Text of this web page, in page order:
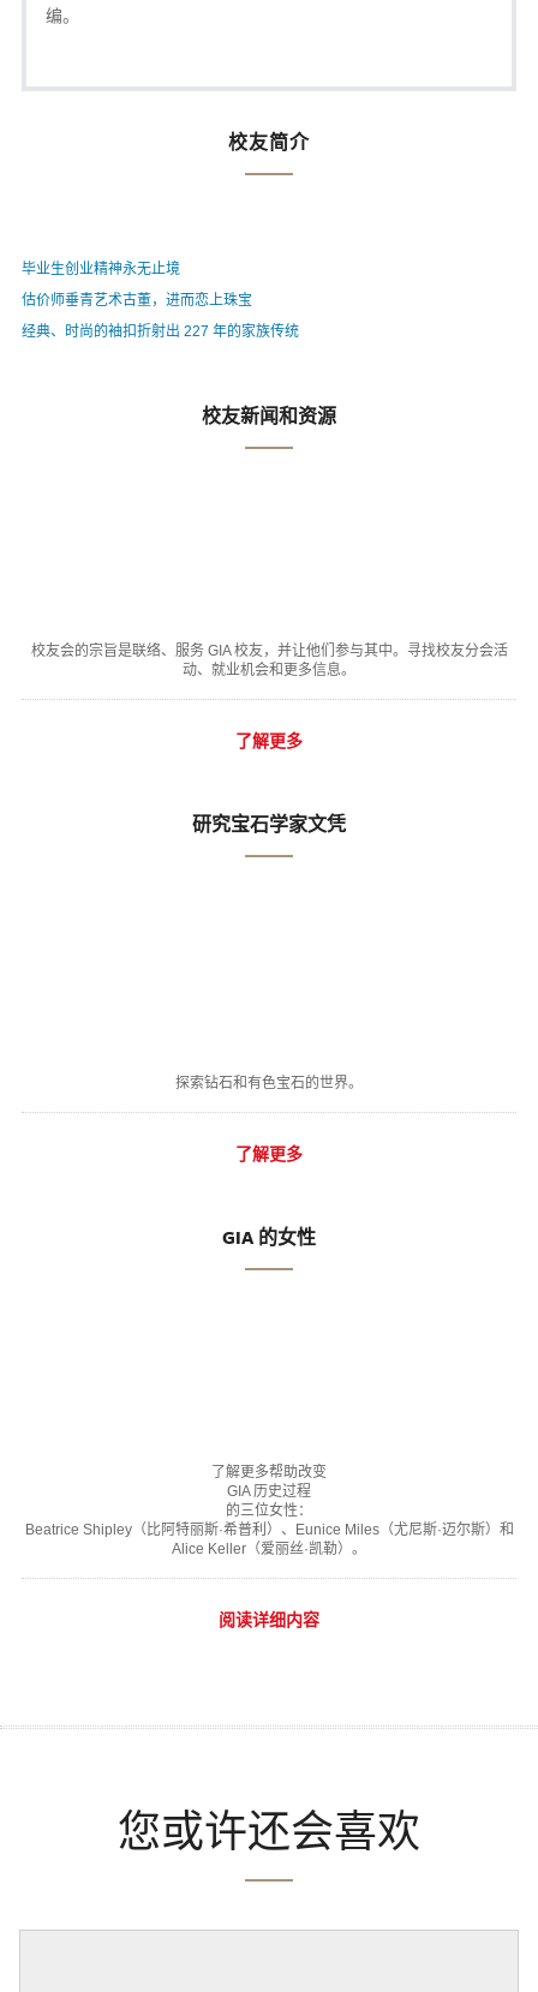
编。
校友简介
毕业生创业精神永无止境
估价师垂青艺术古董，进而恋上珠宝
经典、时尚的袖扣折射出 227 年的家族传统
校友新闻和资源
校友会的宗旨是联络、服务 GIA 校友，并让他们参与其中。寻找校友分会活
动、就业机会和更多信息。
了解更多
研究宝石学家文凭
探索钻石和有色宝石的世界。
了解更多
GIA 的女性
了解更多帮助改变
GIA 历史过程
的三位女性：
Beatrice Shipley（比阿特丽斯·希普利）、Eunice Miles（尤尼斯·迈尔斯）和
Alice Keller（爱丽丝·凯勒）。
阅读详细内容
您或许还会喜欢